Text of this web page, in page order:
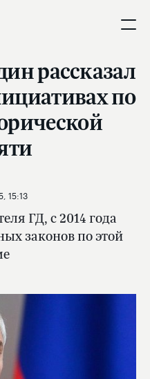
рассказал
по
ГД, с 2014 года
законов по этой
15:13